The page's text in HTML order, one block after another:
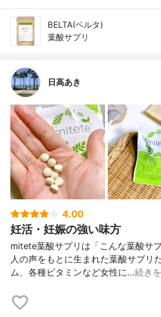
BELTA(ベルタ)
葉酸サプリ
日高あき
4.00
妊活・妊娠の強い味方
mitete葉酸サプリは「こんな葉酸サ
人の声をもとに生まれた葉酸サプリ
ム、各種ビタミンなど女性に…続き